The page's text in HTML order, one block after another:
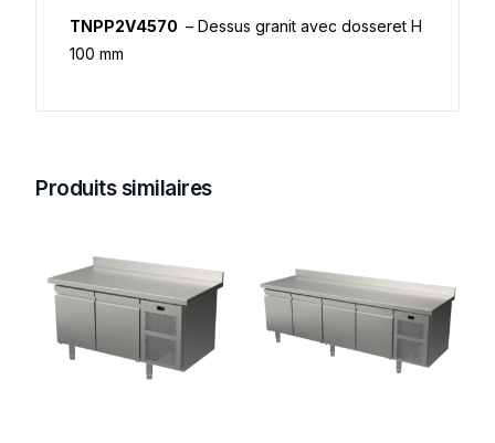
TNPP2V4570 – Dessus granit avec dosseret H
100 mm
Produits similaires